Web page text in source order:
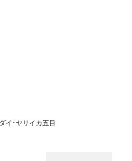
イ･ヤリイカ五目